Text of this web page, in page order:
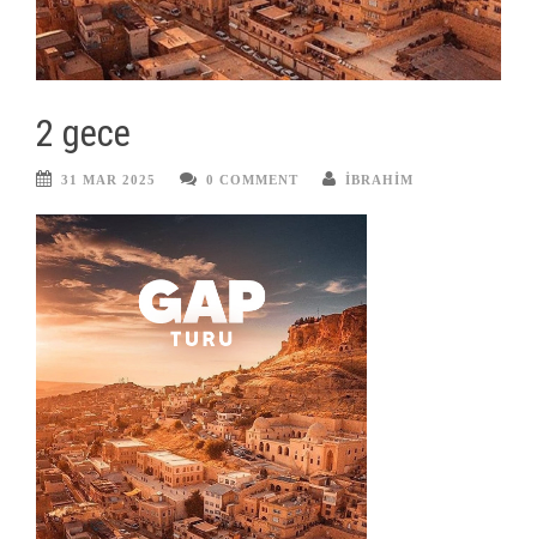
2 gece
31 MAR 2025 0 COMMENT IBRAHIM